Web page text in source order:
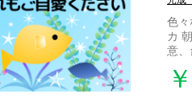
色々
カ
意、